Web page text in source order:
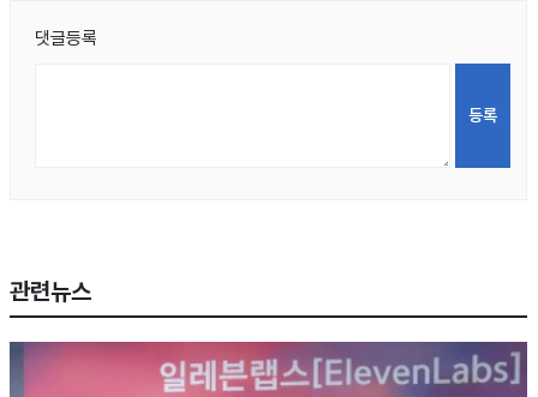
댓글등록
관련뉴스